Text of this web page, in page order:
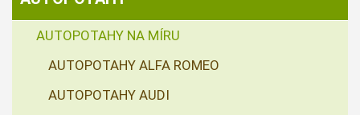
AUTOPOTAHY NA MÍRU
AUTOPOTAHY ALFA ROMEO
AUTOPOTAHY AUDI